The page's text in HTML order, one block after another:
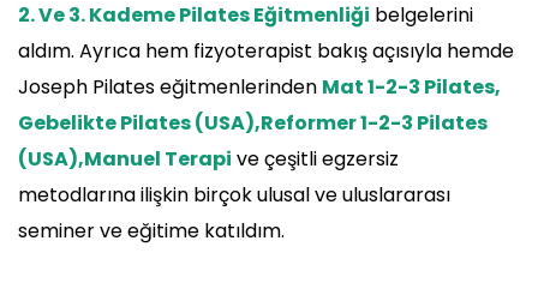
2. Ve 3. Kademe Pilates Eğitmenliği belgelerini
aldım. Ayrıca hem fizyoterapist bakış açısıyla hemde
Joseph Pilates eğitmenlerinden Mat 1-2-3 Pilates,
Gebelikte Pilates (USA),Reformer 1-2-3 Pilates
(USA),Manuel Terapi ve çeşitli egzersiz
metodlarına ilişkin birçok ulusal ve uluslararası
seminer ve eğitime katıldım.